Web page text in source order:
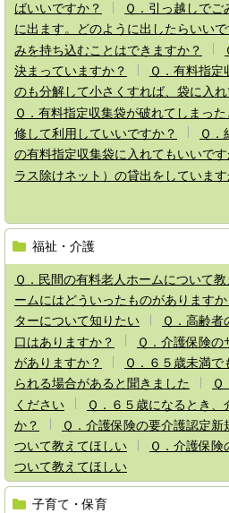
ばいいですか？
Ｑ．引っ越しで
に出ます。どのように出したらいいで
みを持ち込むことはできますか？
決まっていますか？
Ｑ．有料指
のも分解して小さくすれば、袋に入
Ｑ．有料指定収集袋が破れてしまっ
修して利用していいですか？
Ｑ．
の有料指定収集袋に入れてもいいです
ラス除けネット）の貸出をしています
福祉・介護
Ｑ．民間の有料老人ホームについて
ームにはどういったものがありますか
ターについて知りたい
Ｑ．高齢
口はありますか？
Ｑ．介護保険
がありますか？
Ｑ．６５歳未満
られる場合があると聞きました
ください
Ｑ．６５歳になるとき
か？
Ｑ．介護保険の要介護認定
ついて教えてほしい
Ｑ．介護保
ついて教えてほしい
子育て・保育